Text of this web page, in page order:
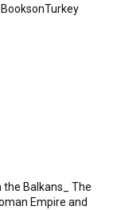
the Balkans_ The
Empire and